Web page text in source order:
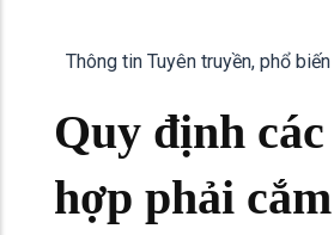
Thông tin Tuyên truyền, phổ
Quy định
hợp phải